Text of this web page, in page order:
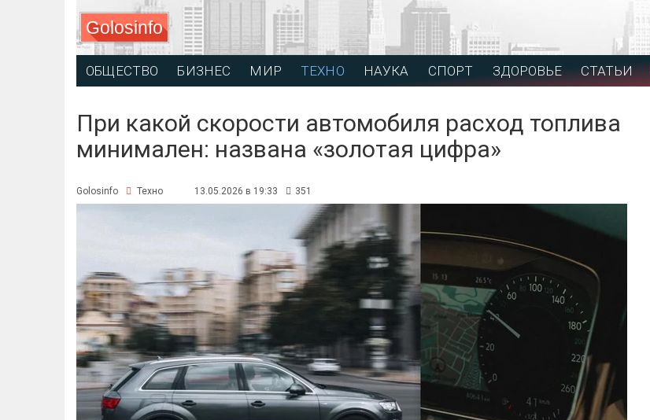
Golosinfo
ОБЩЕСТВО БИЗНЕС МИР ТЕХНО НАУКА СПОРТ ЗДОРОВЬЕ СТАТЬИ
При какой скорости автомобиля расход топлива
минимален: названа «золотая цифра»
Golosinfo Техно 13.05.2026 в 19:33 351